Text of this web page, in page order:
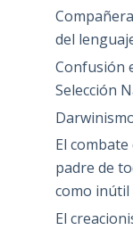
del
Confusión
Selección
El
padre de
como inútil
El